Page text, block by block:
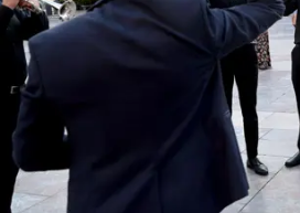
La ciudad de València
acto este domingo, 5 de
participación de las
bandas, coros y folclore y que
incluirá una delegación de